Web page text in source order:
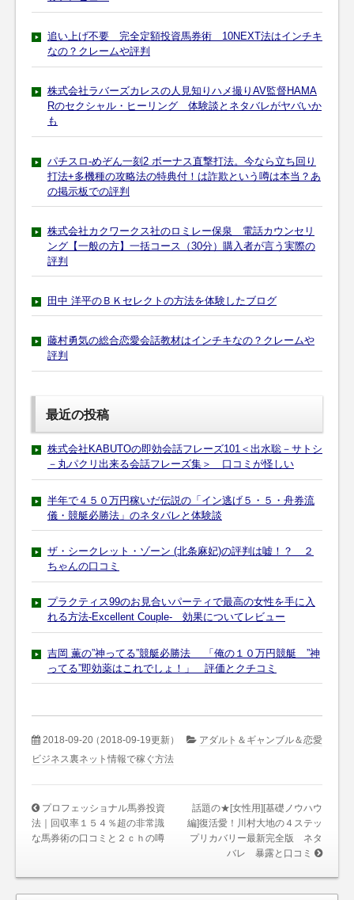
追い上げ不要 完全定額投資馬券術 10NEXT法はインチキ
なの？クレームや評判
株式会社ラバーズカレスの人見知りハメ撮りAV監督HAMA
Rのセクシャル・ヒーリング 体験談とネタバレがヤバいか
も
パチスロ-めぞん一刻2 ボーナス直撃打法。今なら立ち回り
打法+多機種の攻略法の特典付！は詐欺という噂は本当？あ
の掲示板での評判
株式会社カクワークス社のロミレー保泉 電話カウンセリ
ング【一般の方】一括コース（30分）購入者が言う実際の
評判
田中 洋平のＢＫセレクトの方法を体験したブログ
藤村勇気の総合恋愛会話教材はインチキなの？クレームや
評判
最近の投稿
株式会社KABUTOの即効会話フレーズ101＜出水聡－サトシ
－丸パクリ出来る会話フレーズ集＞ 口コミが怪しい
半年で４５０万円稼いだ伝説の「イン逃げ５・５・舟券流
儀・競艇必勝法」のネタバレと体験談
ザ・シークレット・ゾーン (北条麻妃)の評判は嘘！？ ２
ちゃんの口コミ
プラクティス99のお見合いパーティで最高の女性を手に入
れる方法-Excellent Couple- 効果についてレビュー
吉岡 薫の”神ってる”競艇必勝法 「俺の１０万円競艇 ”神
ってる”即効薬はこれでしょ！」 評価とクチコミ
2018-09-20（2018-09-19更新）
アダルト＆ギャンブル＆恋愛
ビジネス裏ネット情報で稼ぐ方法
プロフェッショナル馬券投資
法｜回収率１５４％超の非常識
な馬券術の口コミと２ｃｈの噂
話題の★[女性用][基礎ノウハウ
編]復活愛！川村大地の４ステッ
プリカバリー最新完全版 ネタ
バレ 暴露と口コミ